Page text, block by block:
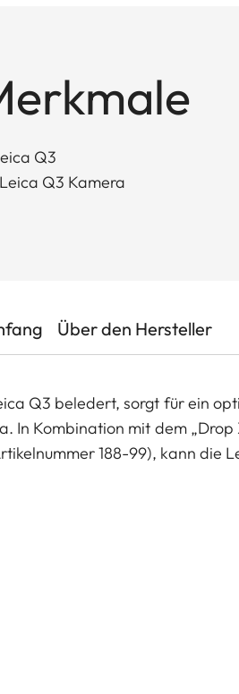
Q3
Q3 Kamera
Über den Hersteller
Q3 beledert, sorgt für ein
In Kombination mit dem „Drop
188-99), kann die